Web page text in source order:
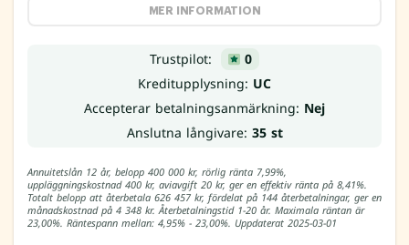
MER INFORMATION
Trustpilot:
0
Kreditupplysning: UC
Accepterar betalningsanmärkning: Nej
Anslutna långivare: 35 st
Annuitetslån 12 år, belopp 400 000 kr, rörlig ränta 7,99%,
uppläggningskostnad 400 kr, aviavgift 20 kr, ger en effektiv ränta på 8,41%.
Totalt belopp att återbetala 626 457 kr, fördelat på 144 återbetalningar, ger en
månadskostnad på 4 348 kr. Återbetalningstid 1-20 år. Maximala räntan är
23,00%. Räntespann mellan: 4,95% - 23,00%. Uppdaterat 2025-03-01